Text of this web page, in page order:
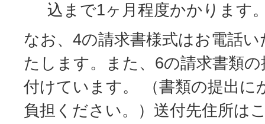
込まで1ヶ月程度かかります
なお、4の請求書様式はお電話
たします。また、6の請求書類
付けています。 （書類の提出に
負担ください。）送付先住所は